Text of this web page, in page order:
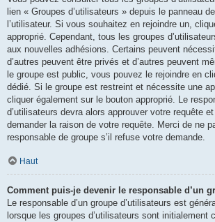
lien « Groupes d’utilisateurs » depuis le panneau
l’utilisateur. Si vous souhaitez en rejoindre un,
approprié. Cependant, tous les groupes
aux nouvelles adhésions. Certains peuvent
d’autres peuvent être privés et d’autres peuvent
le groupe est public, vous pouvez le rejoindre en
dédié. Si le groupe est restreint et nécessite une
cliquer également sur le bouton approprié. Le
d’utilisateurs devra alors approuver votre requête
demander la raison de votre requête. Merci de ne
responsable de groupe s’il refuse votre demande.
Haut
Comment puis-je devenir le responsable d’un
Le responsable d’un groupe d’utilisateurs est
lorsque les groupes d’utilisateurs sont initialement